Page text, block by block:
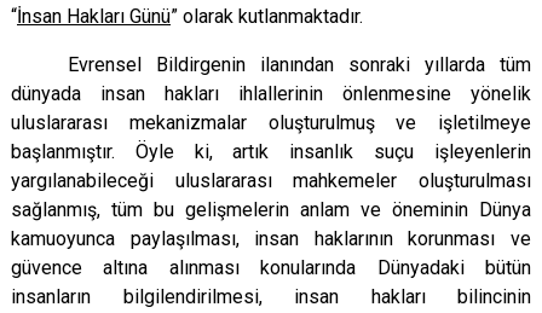
Gönen
Altıeylül
“İnsan Hakları Günü” olarak kutlanmaktadır.
Evrensel Bildirgenin ilanından sonraki yıllarda tüm
dünyada insan hakları ihlallerinin önlenmesine yönelik
uluslararası mekanizmalar oluşturulmuş ve işletilmeye
başlanmıştır. Öyle ki, artık insanlık suçu işleyenlerin
yargılanabileceği uluslararası mahkemeler oluşturulması
sağlanmış, tüm bu gelişmelerin anlam ve öneminin Dünya
kamuoyunca paylaşılması, insan haklarının korunması ve
güvence altına alınması konularında Dünyadaki bütün
insanların bilgilendirilmesi, insan hakları bilincinin